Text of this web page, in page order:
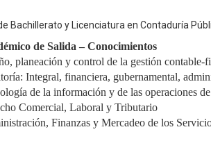
Bachillerato y Licenciatura en Contaduría
de Salida – Conocimientos
planeación y control de la gestión contable-
Integral, financiera, gubernamental,
de la información y de las operaciones
Comercial, Laboral y Tributario
Finanzas y Mercadeo de los